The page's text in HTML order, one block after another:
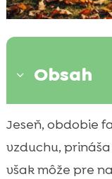
3 Obsah
 Prečo sú
 Ako jeseň
 Pes
Jeseň, obdobie
vzduchu,
však môže pre